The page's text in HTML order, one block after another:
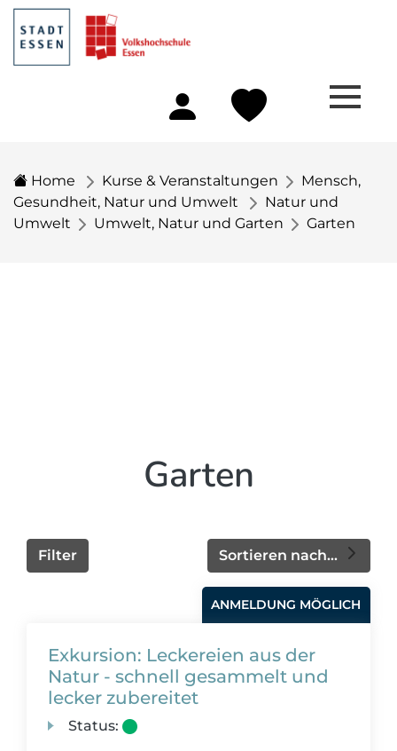
Home Kurse & Veranstaltungen
Mensch,
Gesundheit, Natur und Umwelt
Natur und
Umwelt
Umwelt, Natur und Garten Garten
Garten
Sortieren nach...
Filter
ANMELDUNG MÖGLICH
Exkursion: Leckereien aus der
Natur - schnell gesammelt und
lecker zubereitet
Status: